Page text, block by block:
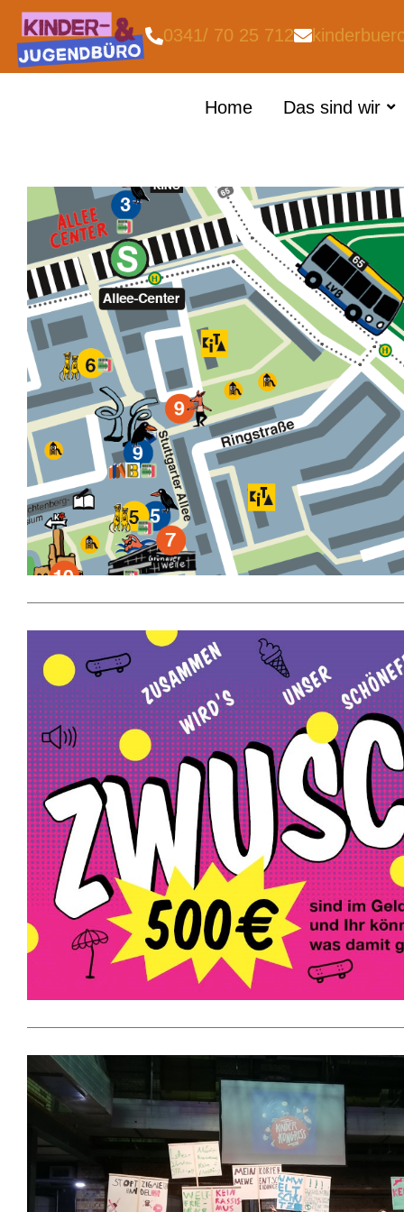
0341/ 70 25 712
Home Das sind wir